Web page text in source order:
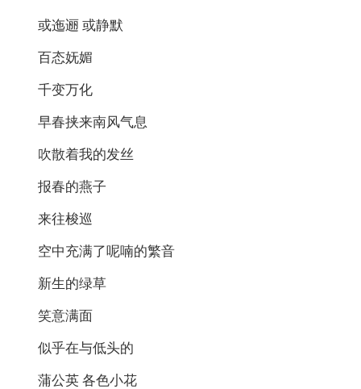
或迤逦 或静默
百态妩媚
千变万化
早春挟来南风气息
吹散着我的发丝
报春的燕子
来往梭巡
空中充满了呢喃的繁音
新生的绿草
笑意满面
似乎在与低头的
蒲公英 各色小花